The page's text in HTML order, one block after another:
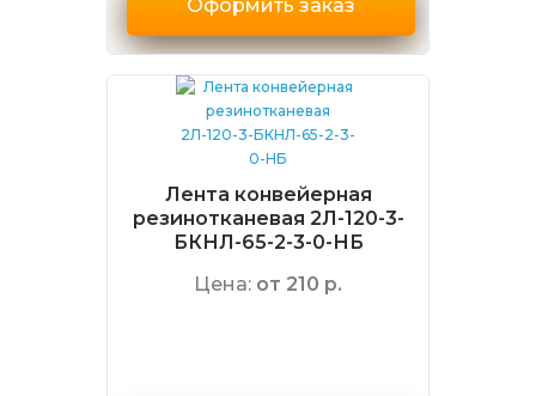
Оформить заказ
Лента конвейерная
резинотканевая 2Л-120-3-
БКНЛ-65-2-3-0-НБ
Цена: от 210 р.